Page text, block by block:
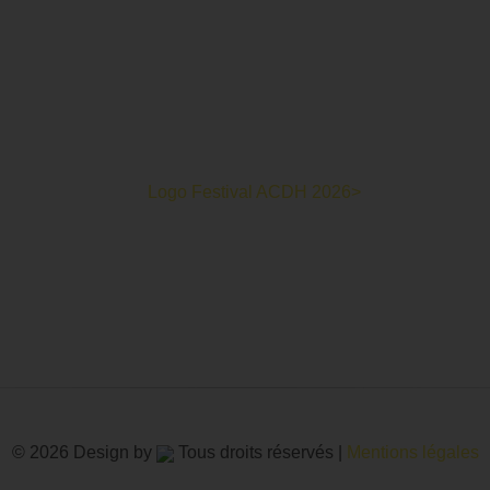
© 2026 Design by Tous droits réservés | Mentions légales